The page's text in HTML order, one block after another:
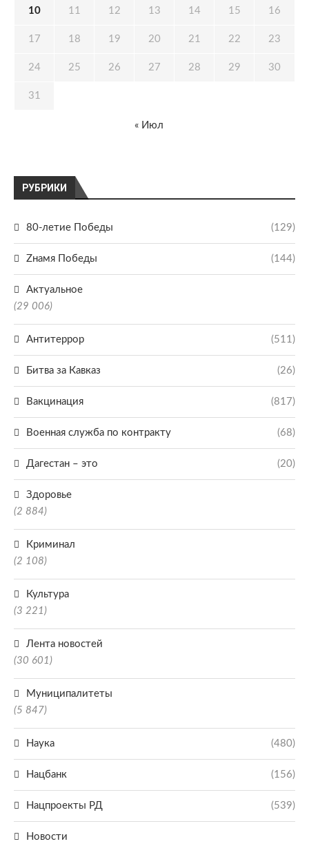
РУБРИКИ
80-летие Победы (129)
Zнамя Победы (144)
Актуальное
(29 006)
Антитеррор (511)
Битва за Кавказ (26)
Вакцинация (817)
Военная служба по контракту (68)
Дагестан – это (20)
Здоровье
(2 884)
Криминал
(2 108)
Культура
(3 221)
Лента новостей
(30 601)
Муниципалитеты
(5 847)
Наука (480)
Нацбанк (156)
Нацпроекты РД (539)
Новости
10 11 12 13 14 15 16
17 18 19 20 21 22 23
24 25 26 27 28 29 30
31
« Июл